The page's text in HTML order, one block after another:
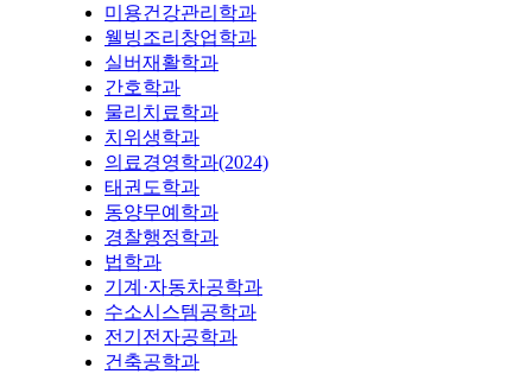
미용건강관리학과
웰빙조리창업학과
실버재활학과
간호학과
물리치료학과
치위생학과
의료경영학과(2024)
태권도학과
동양무예학과
경찰행정학과
법학과
기계·자동차공학과
수소시스템공학과
전기전자공학과
건축공학과